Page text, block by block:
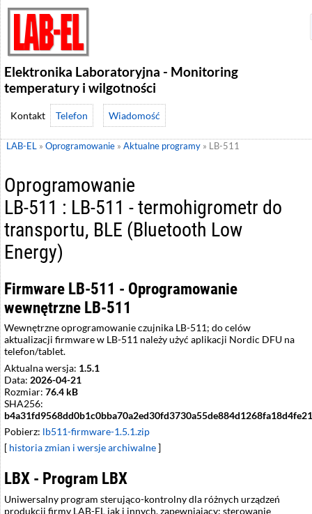
Elektronika Laboratoryjna - Monitoring
temperatury i wilgotności
Telefon Wiadomość
LAB-EL » Oprogramowanie » Aktualne programy » LB-511
Oprogramowanie
LB-511 : LB-511 - termohigrometr do
transportu, BLE (Bluetooth Low
Energy)
Firmware LB-511 - Oprogramowanie
wewnętrzne LB-511
Wewnętrzne oprogramowanie czujnika LB-511; do celów
aktualizacji firmware w LB-511 należy użyć aplikacji Nordic DFU na
telefon/tablet.
Aktualna wersja: 1.5.1
Data: 2026-04-21
Rozmiar: 76.4 kB
SHA256:
Pobierz: lb511-firmware-1.5.1.zip
[ historia zmian i wersje archiwalne]
LBX - Program LBX
Uniwersalny program sterująco-kontrolny dla różnych urządzeń
produkcji firmy LAB-EL jak i innych, zapewniający: sterowanie